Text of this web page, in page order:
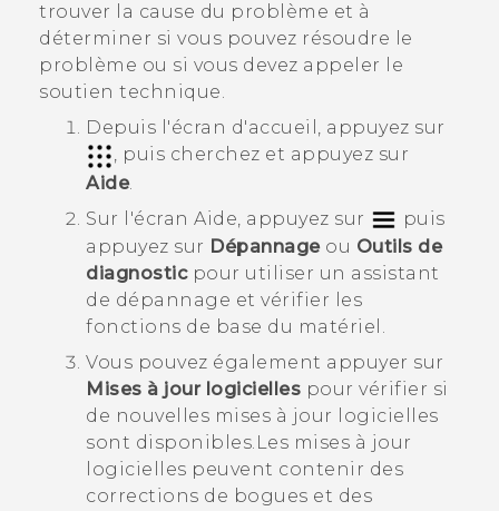
trouver la cause du problème et à
déterminer si vous pouvez résoudre le
problème ou si vous devez appeler le
soutien technique.
Depuis l'écran d'accueil, appuyez sur
, puis cherchez et appuyez sur
Aide.
Sur l'écran Aide , appuyez sur
puis
appuyez sur Dépannageou Outils de
diagnosticpour utiliser un assistant
de dépannage et vérifier les
fonctions de base du matériel.
Vous pouvez également appuyer sur
Mises à jour logicielles pour vérifier si
de nouvelles mises à jour logicielles
sont disponibles. Les mises à jour
logicielles peuvent contenir des
corrections de bogues et des